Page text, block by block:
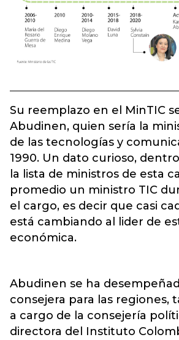
Su reemplazo en el MinTIC
Abudinen, quien sería la
de las tecnologías y
1990. Un dato curioso,
la lista de ministros de esta
promedio un ministro TIC
el cargo, es decir que casi
está cambiando al lider de
económica.
Abudinen se ha
consejera para las regiones,
a cargo de la consejería
directora del Instituto